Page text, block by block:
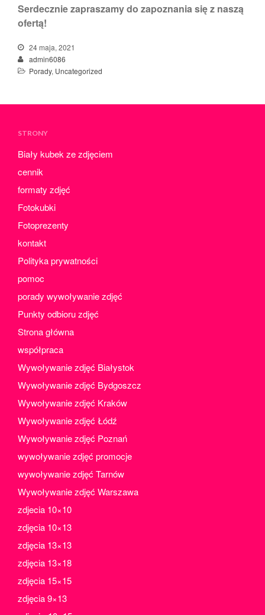
Serdecznie zapraszamy do zapoznania się z naszą
ofertą!
24 maja, 2021
admin6086
Porady, Uncategorized
STRONY
Biały kubek ze zdjęciem
cennik
formaty zdjęć
Fotokubki
Fotoprezenty
kontakt
Polityka prywatności
pomoc
porady wywoływanie zdjęć
Punkty odbioru zdjęć
Strona główna
współpraca
Wywoływanie zdjęć Białystok
Wywoływanie zdjęć Bydgoszcz
Wywoływanie zdjęć Kraków
Wywoływanie zdjęć Łódź
Wywoływanie zdjęć Poznań
wywoływanie zdjęć promocje
wywoływanie zdjęć Tarnów
Wywoływanie zdjęć Warszawa
zdjecia 10×10
zdjęcia 10×13
zdjęcia 13×13
zdjęcia 13×18
zdjęcia 15×15
zdjęcia 9×13